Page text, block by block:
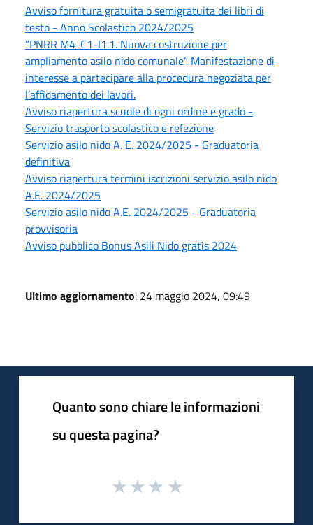
Avviso fornitura gratuita o semigratuita dei libri di
testo - Anno Scolastico 2024/2025
“PNRR M4-C1-I1.1. Nuova costruzione per
ampliamento asilo nido comunale”. Manifestazione di
interesse a partecipare alla procedura negoziata per
l’affidamento dei lavori.
Avviso riapertura scuole di ogni ordine e grado -
Servizio trasporto scolastico e refezione
Servizio asilo nido A. E. 2024/2025 - Graduatoria
definitiva
Avviso riapertura termini iscrizioni servizio asilo nido
A.E. 2024/2025
Servizio asilo nido A.E. 2024/2025 - Graduatoria
provvisoria
Avviso pubblico Bonus Asili Nido gratis 2024
Ultimo aggiornamento: 24 maggio 2024, 09:49
Quanto sono chiare le informazioni
su questa pagina?